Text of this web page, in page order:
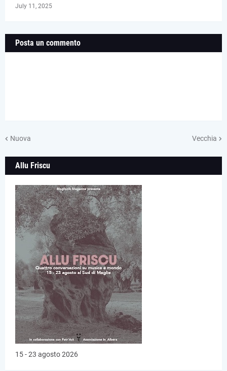
July 11, 2025
Posta un commento
Nuova Vecchia
Allu Friscu
15 - 23 agosto 2026